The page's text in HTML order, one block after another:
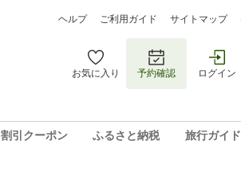
ヘルプ ご利用ガイド サイトマップ
お気に入り 予約確認 ログイン
割引クーポン ふるさと納税 旅行ガイド